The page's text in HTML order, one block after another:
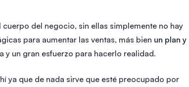
del negocio, sin ellas simplemente no hay
para aumentar las ventas, más bien un plan y
y un gran esfuerzo para hacerlo realidad.
ya que de nada sirve que esté preocupado por